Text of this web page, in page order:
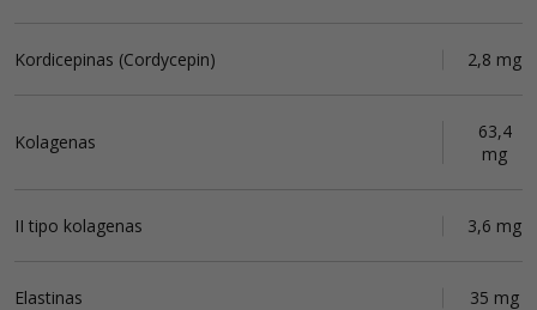
Kordicepinas (Cordycepin) 2,8 mg
Kolagenas
63,4
mg
II tipo kolagenas 3,6 mg
Elastinas 35 mg